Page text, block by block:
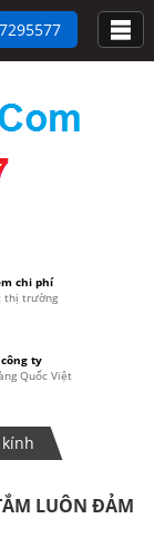
chi phí
thị trường
ty
Quốc Việt
LUÔN ĐẢM